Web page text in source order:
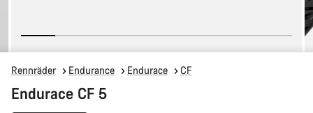
Rennräder Endurance Endurace CF
Endurace CF 5